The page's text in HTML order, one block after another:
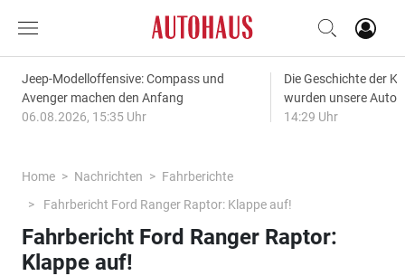
Jeep-Modelloffensive: Compass und
Avenger machen den Anfang
06.08.2026, 15:35 Uhr
Die Geschichte der
wurden unsere
14:29 Uhr
Home Nachrichten
Fahrberichte
Fahrbericht Ford Ranger Raptor: Klappe auf!
Fahrbericht Ford Ranger Raptor:
Klappe auf!